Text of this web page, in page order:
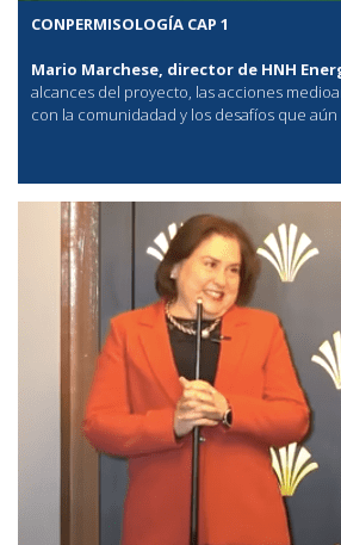
CONPERMISOLOGÍA CAP 1
Mario Marchese, director de HNH
alcances del proyecto, las acciones
con la comunidadad y los desafíos que